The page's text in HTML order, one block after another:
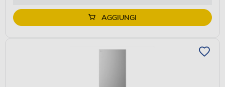
AGGIUNGI